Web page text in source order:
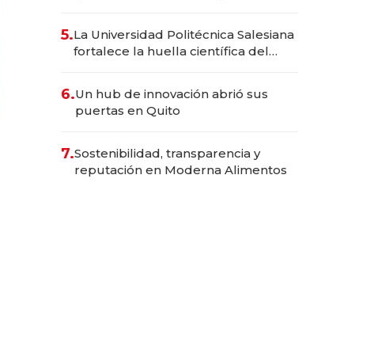
5.La Universidad Politécnica Salesiana
fortalece la huella científica del
6.Un hub de innovación abrió sus
puertas en Quito
7.Sostenibilidad, transparencia y
reputación en Moderna Alimentos